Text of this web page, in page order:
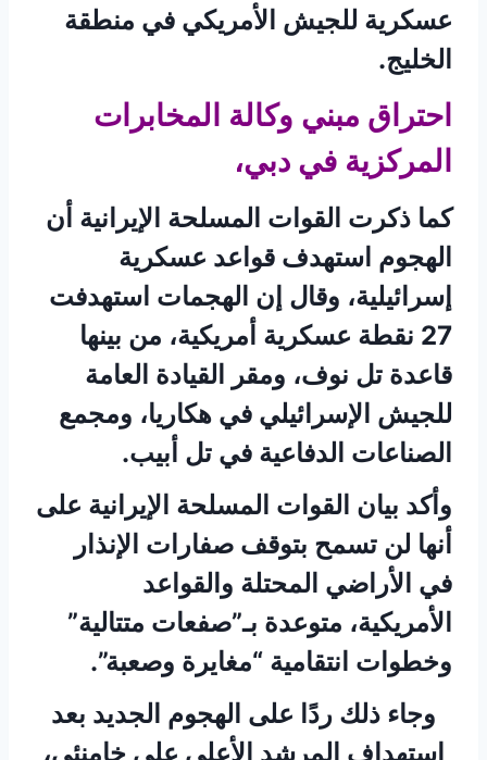
عسكرية للجيش الأمريكي في منطقة
الخليج.
احتراق مبني وكالة المخابرات
المركزية في دبي،
كما ذكرت القوات المسلحة الإيرانية أن
الهجوم استهدف قواعد عسكرية
إسرائيلية، وقال إن الهجمات استهدفت
27 نقطة عسكرية أمريكية، من بينها
قاعدة تل نوف، ومقر القيادة العامة
للجيش الإسرائيلي في هكاريا، ومجمع
الصناعات الدفاعية في تل أبيب.
وأكد بيان القوات المسلحة الإيرانية على
أنها لن تسمح بتوقف صفارات الإنذار
في الأراضي المحتلة والقواعد
الأمريكية، متوعدة بـ”صفعات متتالية”
وخطوات انتقامية “مغايرة وصعبة”.
وجاء ذلك ردًا على الهجوم الجديد بعد
استهداف المرشد الأعلى علي خامنئي،